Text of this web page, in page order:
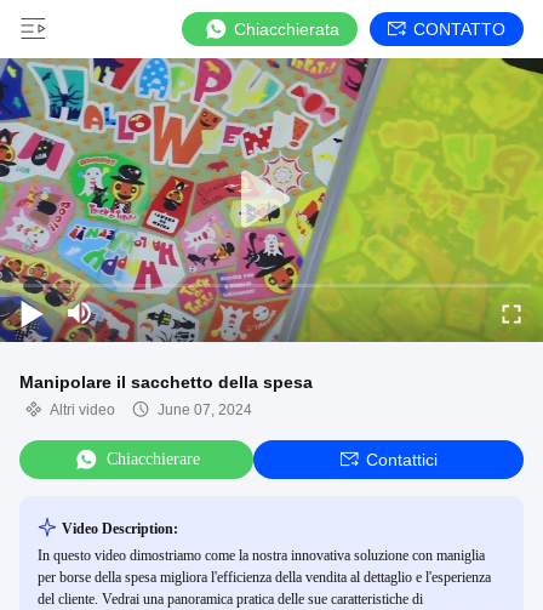
Chiacchierata CONTATTO
Manipolare il sacchetto della spesa
Altri video June 07, 2024
Chiacchierare Contattici
Video Description:
In questo video dimostriamo come la nostra innovativa soluzione con maniglia
per borse della spesa migliora l'efficienza della vendita al dettaglio e l'esperienza
del cliente. Vedrai una panoramica pratica delle sue caratteristiche di